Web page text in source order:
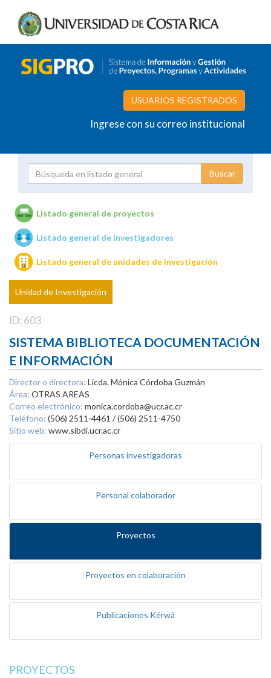
USUARIOS REGISTRADOS
Ingrese con su correo institucional
Unidades de investigación
Listado general de proyectos
Listado general de investigadores
Listado general de unidades de investigación
Unidad de Investigación
ID: 603
SISTEMA BIBLIOTECA DOCUMENTACIÓN
E INFORMACIÓN
Director o directora: Licda. Mónica Córdoba Guzmán
Área: OTRAS AREAS
Correo electrónico: monica.cordoba@ucr.ac.cr
Teléfono: (506) 2511-4461 / (506) 2511-4750
Sitio web: www.sibdi.ucr.ac.cr
Personas investigadoras
Personal colaborador
Proyectos
Proyectos en colaboración
Publicaciones Kérwá
PROYECTOS